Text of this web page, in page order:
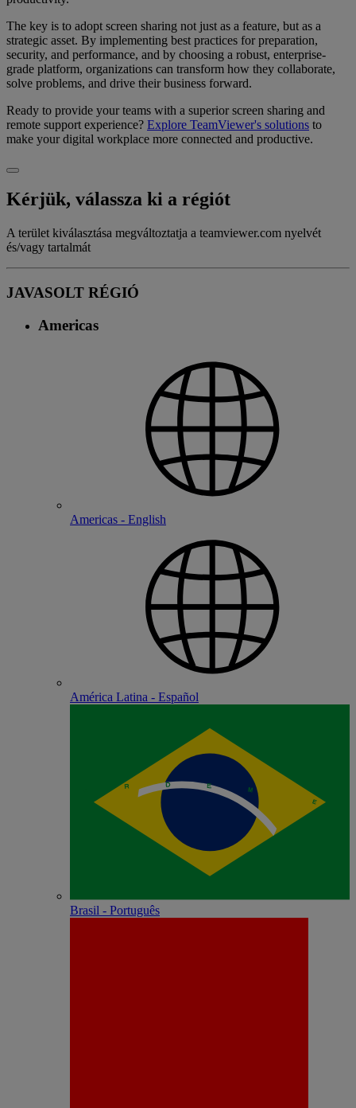
The key is to adopt screen sharing not just as a feature, but as a
strategic asset. By implementing best practices for preparation,
security, and performance, and by choosing a robust, enterprise-
grade platform, organizations can transform how they collaborate,
solve problems, and drive their business forward.
Ready to provide your teams with a superior screen sharing and
remote support experience? Explore TeamViewer's solutions to
make your digital workplace more connected and productive.
Kérjük, válassza ki a régiót
A terület kiválasztása megváltoztatja a teamviewer.com nyelvét
és/vagy tartalmát
JAVASOLT RÉGIÓ
Americas
Americas - English
América Latina - Español
Brasil - Português